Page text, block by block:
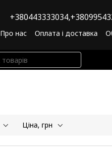
+380443333034,
Про нас Оплата і доставка
Ціна, грн